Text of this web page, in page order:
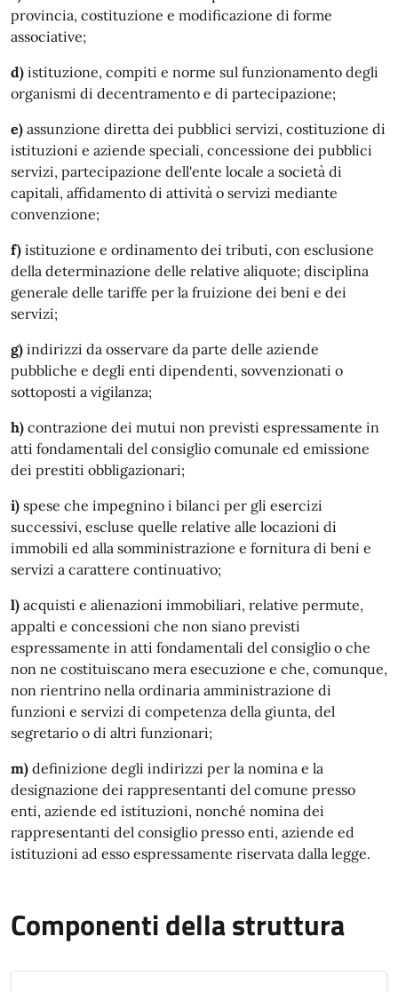
provincia, costituzione e modificazione di forme
associative;
d) istituzione, compiti e norme sul funzionamento degli
organismi di decentramento e di partecipazione;
e) assunzione diretta dei pubblici servizi, costituzione di
istituzioni e aziende speciali, concessione dei pubblici
servizi, partecipazione dell'ente locale a società di
capitali, affidamento di attività o servizi mediante
convenzione;
f) istituzione e ordinamento dei tributi, con esclusione
della determinazione delle relative aliquote; disciplina
generale delle tariffe per la fruizione dei beni e dei
servizi;
g) indirizzi da osservare da parte delle aziende
pubbliche e degli enti dipendenti, sovvenzionati o
sottoposti a vigilanza;
h) contrazione dei mutui non previsti espressamente in
atti fondamentali del consiglio comunale ed emissione
dei prestiti obbligazionari;
i) spese che impegnino i bilanci per gli esercizi
successivi, escluse quelle relative alle locazioni di
immobili ed alla somministrazione e fornitura di beni e
servizi a carattere continuativo;
l) acquisti e alienazioni immobiliari, relative permute,
appalti e concessioni che non siano previsti
espressamente in atti fondamentali del consiglio o che
non ne costituiscano mera esecuzione e che, comunque,
non rientrino nella ordinaria amministrazione di
funzioni e servizi di competenza della giunta, del
segretario o di altri funzionari;
m) definizione degli indirizzi per la nomina e la
designazione dei rappresentanti del comune presso
enti, aziende ed istituzioni, nonché nomina dei
rappresentanti del consiglio presso enti, aziende ed
istituzioni ad esso espressamente riservata dalla legge.
Componenti della struttura